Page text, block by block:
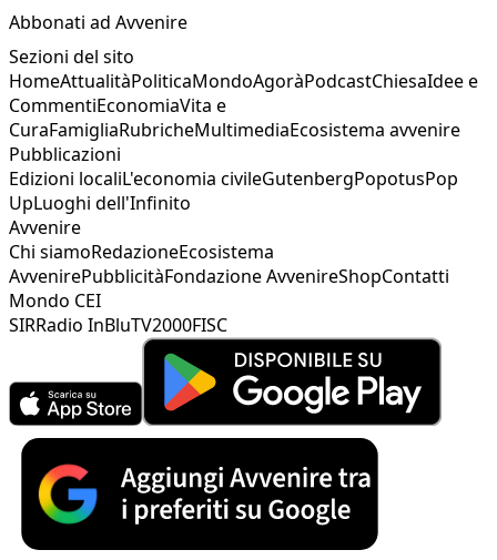
Abbonati ad Avvenire
Sezioni del sito
HomeAttualitàPoliticaMondoAgoràPodcastChiesaIdee e
CommentiEconomiaVita e
CuraFamigliaRubricheMultimediaEcosistema avvenire
Pubblicazioni
Edizioni localiL'economia civileGutenbergPopotusPop
UpLuoghi dell'Infinito
Avvenire
Chi siamoRedazioneEcosistema
AvvenirePubblicitàFondazione AvvenireShopContatti
Mondo CEI
SIRRadio InBluTV2000FISC